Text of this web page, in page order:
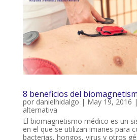
8 beneficios del
por danielhidalgo | May 19, 2016 |
alternativa
El biomagnetismo médico es un
en el que se utilizan imanes para
bacterias, hongos, virus y otros